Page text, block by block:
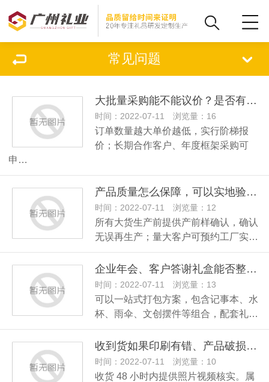
常见问题
大批量采购能不能议价？是否有阶梯价格？
时间：2022-07-11 浏览量：16
订单数量越大单价越低，实行阶梯报
价；长期合作客户、年度框架采购可
申…
产品质量怎么保障，可以实地验厂看货吗？
时间：2022-07-11 浏览量：12
所有大货生产前提供产前样确认，确认
无误再生产；量大客户可预约工厂实…
企业年会、客户答谢礼盒能否整套一站式搭配？
时间：2022-07-11 浏览量：13
可以一站式打包方案，包含记事本、水
杯、雨伞、文创摆件等组合，配套礼…
收到货如果印刷有错、产品破损怎么处理？
时间：2022-07-11 浏览量：10
收货 48 小时内提供照片视频核实。属